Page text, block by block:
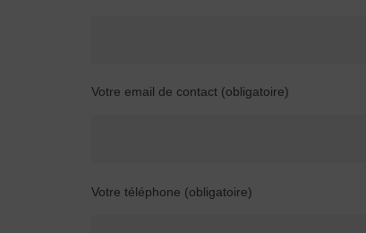
Votre email de contact (obligatoire)
Votre téléphone (obligatoire)